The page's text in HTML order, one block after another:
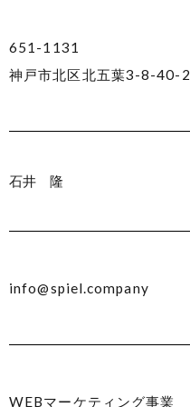
651-1131
神戸市北区北五葉3-8-40-2
石井 隆
info@spiel.company
WEBマーケティング事業